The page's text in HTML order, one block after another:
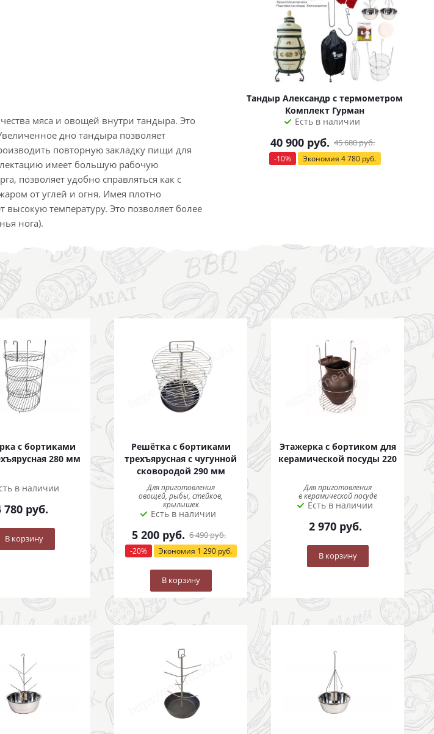
мяса и овощей внутри тандыра. Это
дно тандыра позволяет
повторную закладку пищи для
имеет большую рабочую
позволяет удобно справляться как с
от углей и огня. Имея плотно
температуру. Это позволяет более
нога).
Тандыр Александр с термометром
Комплект Гурман
Есть в наличии
40 900 руб. 45 680руб.
-10% Экономия 4 780руб.
с бортиками
280 мм
в наличии
780 руб.
В корзину
Решётка с бортиками
трехъярусная с чугунной
сковородой 290 мм
Для приготовления
овощей, рыбы, стейков,
крылышек
Есть в наличии
5 200руб. 6 490руб.
-20% Экономия 1 290руб.
В корзину
Этажерка с бортиком для
керамической посуды 220
Для приготовления
в керамической посуде
Есть в наличии
2 970 руб.
В корзину